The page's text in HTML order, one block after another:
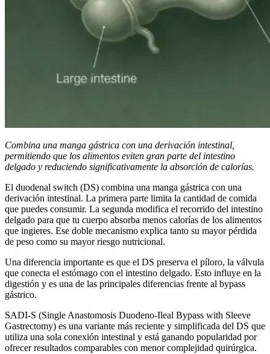
Combina una manga gástrica con una derivación intestinal,
permitiendo que los alimentos eviten gran parte del intestino
delgado y reduciendo significativamente la absorción de calorías.
El duodenal switch (DS) combina una manga gástrica con una
derivación intestinal. La primera parte limita la cantidad de comida
que puedes consumir. La segunda modifica el recorrido del intestino
delgado para que tu cuerpo absorba menos calorías de los alimentos
que ingieres. Ese doble mecanismo explica tanto su mayor pérdida
de peso como su mayor riesgo nutricional.
Una diferencia importante es que el DS preserva el píloro, la válvula
que conecta el estómago con el intestino delgado. Esto influye en la
digestión y es una de las principales diferencias frente al bypass
gástrico.
SADI-S (Single Anastomosis Duodeno-Ileal Bypass with Sleeve
Gastrectomy) es una variante más reciente y simplificada del DS que
utiliza una sola conexión intestinal y está ganando popularidad por
ofrecer resultados comparables con menor complejidad quirúrgica.